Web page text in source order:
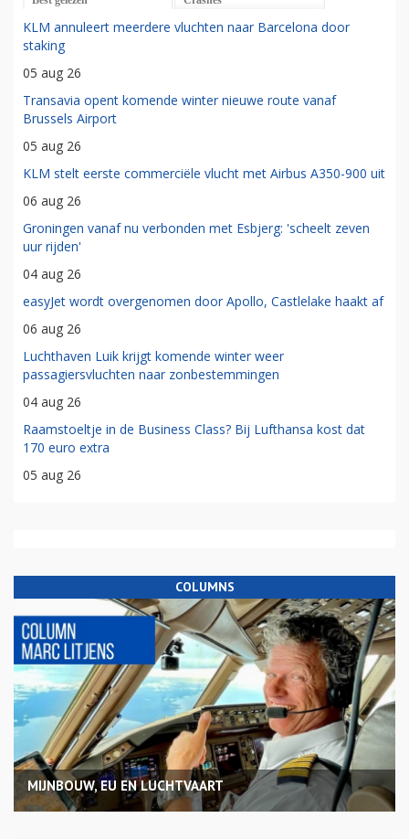
KLM annuleert meerdere vluchten naar Barcelona door
staking
05 aug 26
Transavia opent komende winter nieuwe route vanaf
Brussels Airport
05 aug 26
KLM stelt eerste commerciële vlucht met Airbus A350-900 uit
06 aug 26
Groningen vanaf nu verbonden met Esbjerg: 'scheelt zeven
uur rijden'
04 aug 26
easyJet wordt overgenomen door Apollo, Castlelake haakt af
06 aug 26
Luchthaven Luik krijgt komende winter weer
passagiersvluchten naar zonbestemmingen
04 aug 26
Raamstoeltje in de Business Class? Bij Lufthansa kost dat
170 euro extra
05 aug 26
COLUMNS
MIJNBOUW, EU EN LUCHTVAART